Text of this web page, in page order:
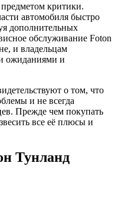
предметом критики.
автомобиля быстро
дополнительных
обслуживание Foton
и владельцам
ожиданиями и
о том, что
и не всегда
Прежде чем покупать
все её плюсы и
Тунланд